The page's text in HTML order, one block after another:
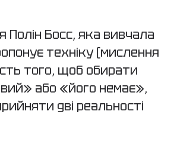
Полін Босс, яка вивчала
техніку (мислення
того, щоб обирати
або «його немає»,
дві реальності